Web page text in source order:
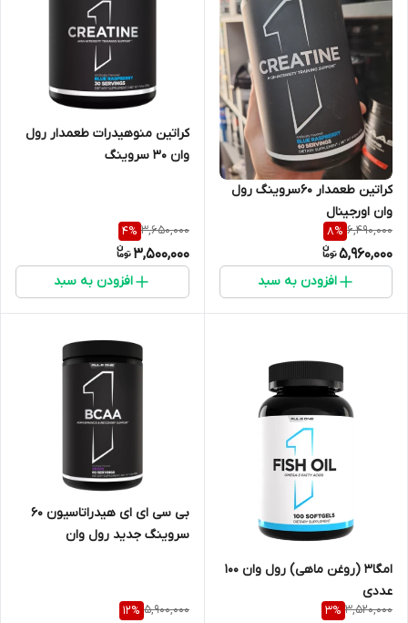
کراتین طعمدار ۶۰‌سروینگ رول
وان اورجینال
6,490,000
8%
5,960,000
افزودن به سبد
کراتین منوهیدرات طعمدار رول
وان ۳۰ سروینگ
3,650,000
4%
3,500,000
افزودن به سبد
امگا۳ (روغن ماهی) رول وان ۱۰۰
عددی
3,520,000
3%
بی سی ای ای هیدراتاسیون ۶۰
سروینگ جدید رول وان
5,900,000
12%